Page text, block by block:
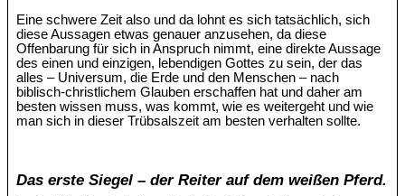
Eine schwere Zeit also und da lohnt es sich tatsächlich, sich
diese Aussagen etwas genauer anzusehen, da diese
Offenbarung für sich in Anspruch nimmt, eine direkte Aussage
des einen und einzigen, lebendigen Gottes zu sein, der das
alles – Universum, die Erde und den Menschen – nach
biblisch-christlichem Glauben erschaffen hat und daher am
besten wissen muss, was kommt, wie es weitergeht und wie
man sich in dieser Trübsalszeit am besten verhalten sollte.
Das erste Siegel – der Reiter auf dem weißen Pferd.